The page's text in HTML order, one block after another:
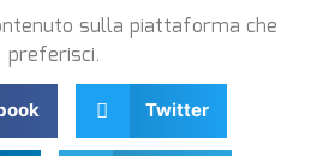
sulla piattaforma che
preferisci.
Twitter